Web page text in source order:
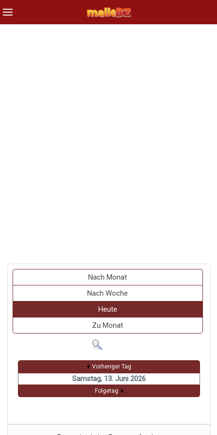
Nach Monat
Nach Woche
Heute
Zu Monat
Vorheriger Tag
Samstag, 13. Juni 2026
Folgetag